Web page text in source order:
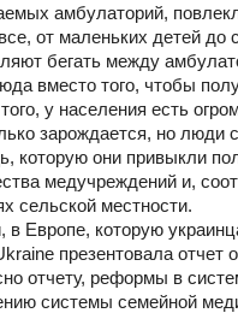
амбулаторий,
от маленьких детей до
бегать между
вместо того, чтобы
у населения есть
зарождается, но люди
которую они привыкли
медучреждений и,
сельской местности.
в Европе, которую
презентовала
отчету, реформы в
системы семейной